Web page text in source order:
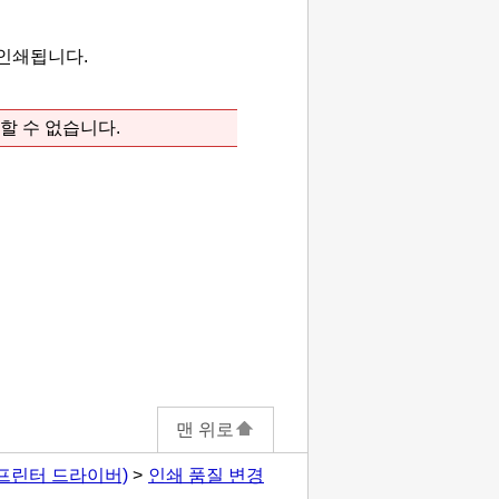
쇄됩니다.
수 없습니다.
맨 위로
린터 드라이버) 인쇄 품질 변경